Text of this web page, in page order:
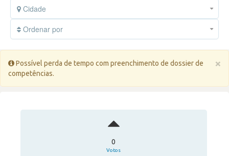
Cidade
Ordenar por
×
Possível perda de tempo com preenchimento de dossier de
competências.
0
Votos